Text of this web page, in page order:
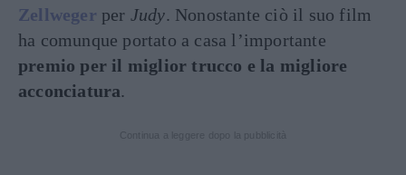
Zellweger per Judy. Nonostante ciò il suo film
ha comunque portato a casa l’importante
premio per il miglior trucco e la migliore
acconciatura.